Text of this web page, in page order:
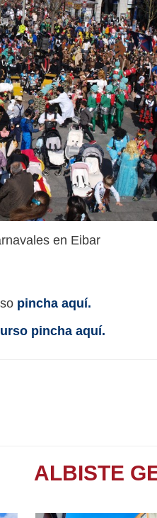
en Eibar
pincha aquí.
pincha aquí.
ALBISTE